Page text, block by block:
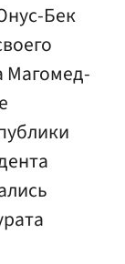
Бек
Магомед-